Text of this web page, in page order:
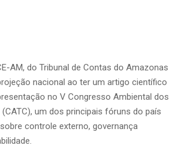
AM, do Tribunal de Contas do Amazonas
nacional ao ter um artigo científico
no V Congresso Ambiental dos
um dos principais fóruns do país
controle externo, governança